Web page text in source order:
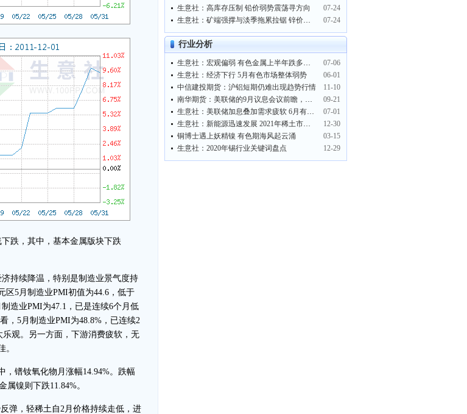
跌，其中，基本金属版块下跌
持续降温，特别是制造业景气度持
区5月制造业PMI初值为44.6，低于
造业PMI为47.1，已是连续6个月低
，5月制造业PMI为48.8%，已连续2
观。另一方面，下游消费疲软，无
。
镨钕氧化物月涨幅14.94%。跌幅
镍则下跌11.84%。
弹，轻稀土自2月价格持续走低，进
生意社：高库存压制 铅价弱势震荡寻方向
07-24
生意社：矿端强撑与淡季拖累拉锯 锌价高位弱震
07-24
行业分析
生意社：宏观偏弱 有色金属上半年跌多涨少
07-06
生意社：经济下行 5月有色市场整体弱势
06-01
中信建投期货：沪铝短期仍难出现趋势行情
11-10
南华期货：美联储的9月议息会议前瞻，市场心态如何？
09-21
生意社：美联储加息叠加需求疲软 6月有色市场延续跌势
07-01
生意社：新能源迅速发展 2021年稀土市场屡创新高
12-30
铜博士遇上妖精镍 有色期海风起云涌
03-15
生意社：2020年锡行业关键词盘点
12-29